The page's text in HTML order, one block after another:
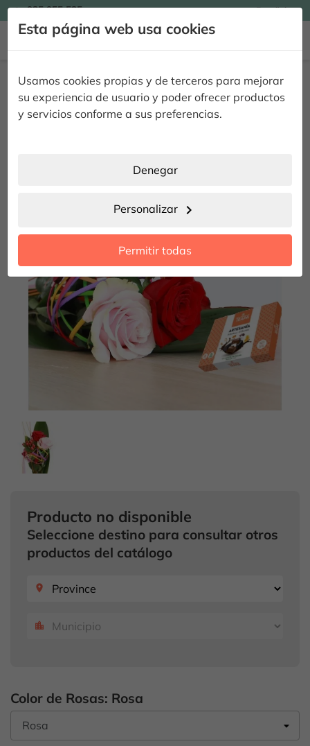
Esta página web usa cookies
Usamos cookies propias y de terceros para mejorar
su experiencia de usuario y poder ofrecer productos
y servicios conforme a sus preferencias.
Denegar
Personalizar chevron_right
Permitir todas
935 955 525 Español
Dual Rosas & Bombones
Producto no disponible
Seleccione destino para consultar otros
productos del catálogo
place
location_city
Color de Rosas: Rosa